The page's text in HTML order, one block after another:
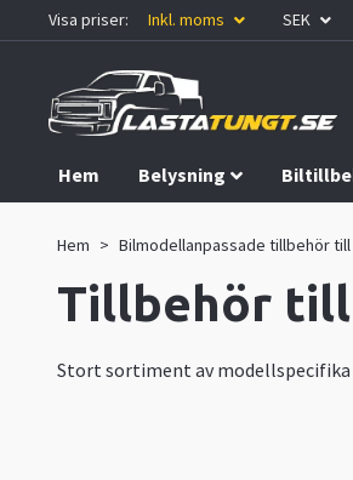
Visa priser: Inkl. moms SEK
Hem Belysning
Hem Bilmodellanpassade tillbehör
Tillbehör
Stort sortiment av modellspecifika